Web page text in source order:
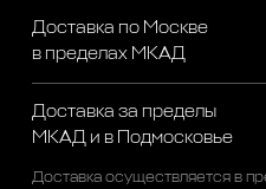
Доставка по Москве
в пределах МКАД
Доставка за пределы
МКАД и в Подмосковье
Доставка осуществляется в